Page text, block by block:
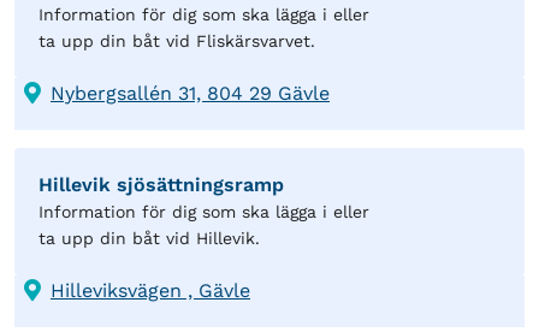
Information för dig som ska lägga i eller
ta upp din båt vid Fliskärsvarvet.
Nybergsallén 31, 804 29 Gävle
Hillevik sjösättningsramp
Information för dig som ska lägga i eller
ta upp din båt vid Hillevik.
Hilleviksvägen , Gävle